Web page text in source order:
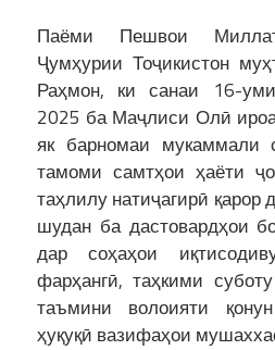
Паёми Пешвои
Ҷумҳурии Тоҷикистон
Раҳмон, ки санаи 16-
2025 ба Маҷлиси Олӣ
як барномаи мукаммали
тамоми самтҳои ҳаёти
таҳлилу натиҷагирӣ қарор
шудан ба дастовардҳои
дар соҳаҳои
фарҳангӣ, таҳкими
таъмини волоияти
ҳуқуқӣ вазифаҳои